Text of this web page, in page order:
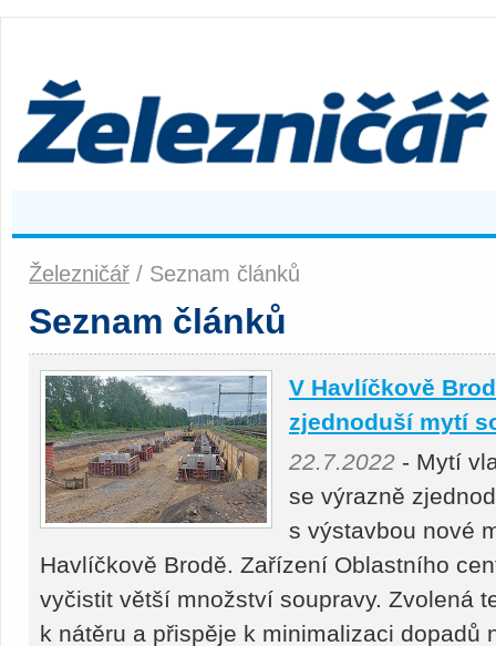
Železničář / Seznam článků
Seznam článků
V Havlíčkově
zjednoduší mytí
22.7.2022 - Mytí
se výrazně
s výstavbou nové
Havlíčkově Brodě. Zařízení Oblastního
vyčistit větší množství soupravy. Zvolená
k nátěru a přispěje k minimalizaci dopadů